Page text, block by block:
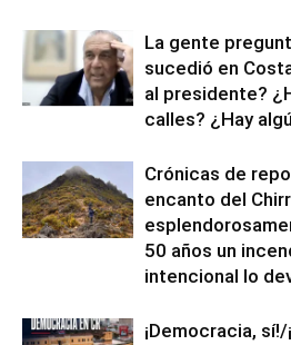
La gente
sucedió en
al presidente?
calles? ¿Hay
Crónicas de
encanto del
50 años un
intencional lo
¡Democracia,